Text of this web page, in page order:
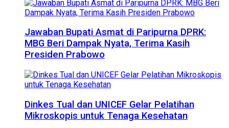
Jawaban Bupati Asmat di Paripurna DPRK:
MBG Beri Dampak Nyata, Terima Kasih
Presiden Prabowo
Dinkes Tual dan UNICEF Gelar Pelatihan
Mikroskopis untuk Tenaga Kesehatan